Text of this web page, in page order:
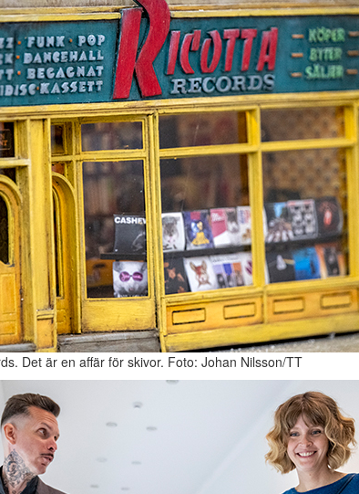
Det är en affär för skivor. Foto: Johan Nilsson/TT